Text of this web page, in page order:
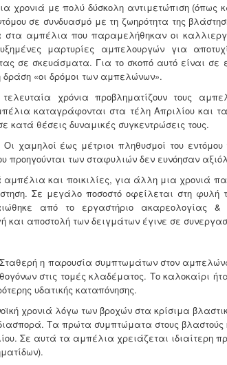
χρονιά με πολύ δύσκολη αντιμετώπιση (όπως
σε συνδυασμό με τη ζωηρότητα της
στα αμπέλια που παραμελήθηκαν οι
μαρτυρίες αμπελουργών για
σε σκευάσματα. Για το σκοπό αυτό είναι σε
δράση «οι δρόμοι των αμπελώνων».
χρόνια προβληματίζουν τους
καταγράφονται στα τέλη Απριλίου
κατά θέσεις δυναμικές συγκεντρώσεις τους.
Οι χαμηλοί έως μέτριοι πληθυσμοί του
προηγούνται των σταφυλιών δεν ευνόησαν
και ποικιλίες, για άλλη μια χρονιά
Σε μεγάλο ποσοστό οφείλεται στη
από το εργαστήριο ακαρεολογίας
και αποστολή των δειγμάτων έγινε σε
Σταθερή η παρουσία συμπτωμάτων στον
στις τομές κλαδέματος. Το καλοκαίρι
υδατικής καταπόνησης.
χρονιά λόγω των βροχών στα κρίσιμα
Τα πρώτα συμπτώματα στους
Σε αυτά τα αμπέλια χρειάζεται